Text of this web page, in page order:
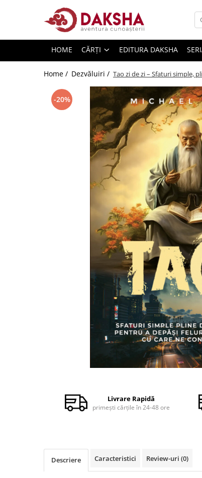
Editura Daksha
Seria Radu Cinamar
Seria David Icke
Seria Immanuel Velikovsky
Viata după moarte
HOME CĂRȚI EDITURA DAKSHA
Home / Dezvăluiri / Tao zi de zi – Sfaturi simple,
-20%
Livrare Rapidă
primești cărțile în 24-48 ore
Descriere Caracteristici Review-uri (0)